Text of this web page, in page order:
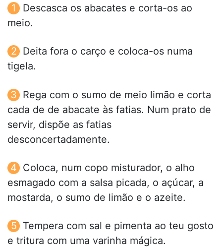
Descasca os abacates e corta-os ao
meio.
Deita fora o carço e coloca-os numa
tigela.
Rega com o sumo de meio limão e corta
cada de de abacate às fatias. Num prato de
servir, dispõe as fatias
desconcertadamente.
Coloca, num copo misturador, o alho
esmagado com a salsa picada, o açúcar, a
mostarda, o sumo de limão e o azeite.
Tempera com sal e pimenta ao teu gosto
e tritura com uma varinha mágica.